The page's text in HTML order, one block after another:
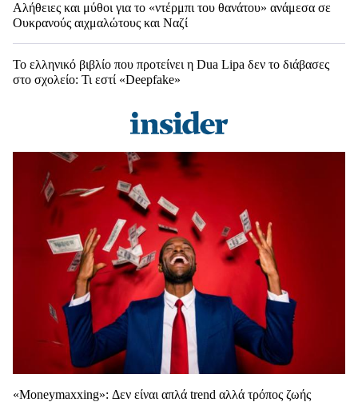
Αλήθειες και μύθοι για το «ντέρμπι του θανάτου» ανάμεσα σε
Ουκρανούς αιχμαλώτους και Ναζί
Το ελληνικό βιβλίο που προτείνει η Dua Lipa δεν το διάβασες
στο σχολείο: Τι εστί «Deepfake»
«Moneymaxxing»: Δεν είναι απλά trend αλλά τρόπος ζωής